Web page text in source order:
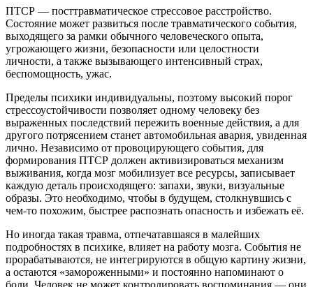
ПТСР — посттравматическое стрессовое расстройство.
Состояние может развиться после травматического события,
выходящего за рамки обычного человеческого опыта,
угрожающего жизни, безопасности или целостности
личности, а также вызывающего интенсивный страх,
беспомощность, ужас.
Пределы психики индивидуальны, поэтому высокий порог
стрессоустойчивости позволяет одному человеку без
выраженных последствий пережить военные действия, а для
другого потрясением станет автомобильная авария, увиденная
лично. Независимо от провоцирующего события, для
формирования ПТСР должен активизироваться механизм
выживания, когда мозг мобилизует все ресурсы, записывает
каждую деталь происходящего: запахи, звуки, визуальные
образы. Это необходимо, чтобы в будущем, столкнувшись с
чем-то похожим, быстрее распознать опасность и избежать её.
Но иногда такая травма, отпечатавшаяся в малейших
подробностях в психике, влияет на работу мозга. События не
прорабатываются, не интегрируются в общую картину жизни,
а остаются «замороженными» и постоянно напоминают о
боли. Человек не может контролировать воспоминания — они